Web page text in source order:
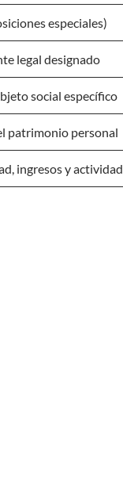
especiales)
legal designado
social específico
patrimonio personal
ingresos y actividad